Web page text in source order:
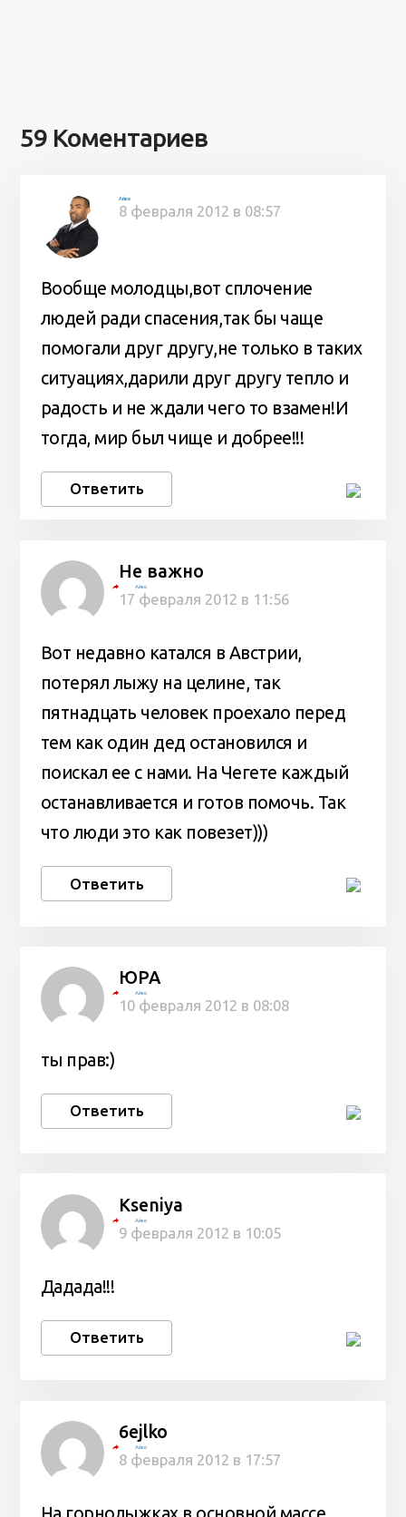
59 Коментариев
Айко
8 февраля 2012 в 08:57
Вообще молодцы,вот сплочение
людей ради спасения,так бы чаще
помогали друг другу,не только в таких
ситуациях,дарили друг другу тепло и
радость и не ждали чего то взамен!И
тогда, мир был чище и добрее!!!
Ответить
Не важно
Айко
17 февраля 2012 в 11:56
Вот недавно катался в Австрии,
потерял лыжу на целине, так
пятнадцать человек проехало перед
тем как один дед остановился и
поискал ее с нами. На Чегете каждый
останавливается и готов помочь. Так
что люди это как повезет)))
Ответить
ЮРА
Айко
10 февраля 2012 в 08:08
ты прав:)
Ответить
Kseniya
Айко
9 февраля 2012 в 10:05
Дадада!!!
Ответить
6ejlko
Айко
8 февраля 2012 в 17:57